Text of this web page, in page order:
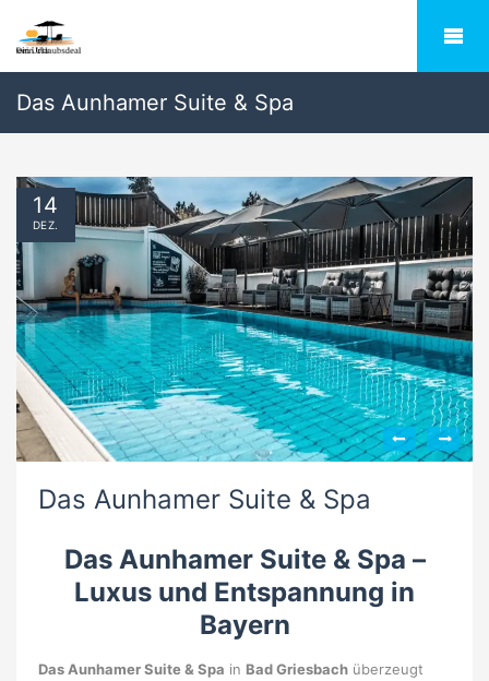
Das Aunhamer Suite & Spa
Das Aunhamer Suite & Spa
Das Aunhamer Suite & Spa –
Luxus und Entspannung in
Bayern
Das Aunhamer Suite & Spa in Bad Griesbach überzeugt
14
DEZ.